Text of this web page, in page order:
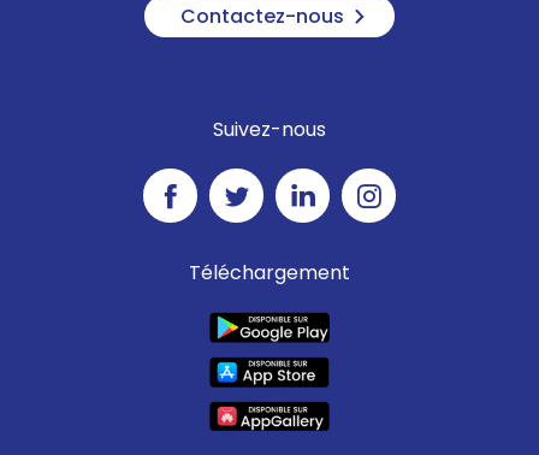
Contactez-nous
Suivez-nous
Téléchargement